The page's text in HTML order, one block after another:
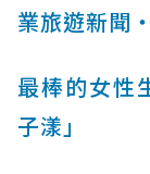
業旅遊新聞
最棒的女性
子漾」